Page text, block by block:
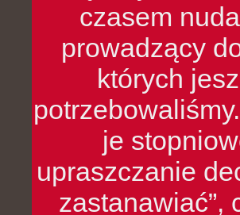
czasem
prowadzący
których
je
upraszczanie
zastanawiać”,